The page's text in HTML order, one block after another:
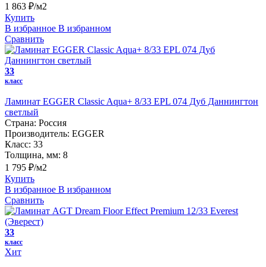
1 863 ₽/м2
Купить
В избранное В избранном
Сравнить
33
класс
Ламинат EGGER Classic Aqua+ 8/33 EPL 074 Дуб Даннингтон
светлый
Страна: Россия
Производитель: EGGER
Класс: 33
Толщина, мм: 8
1 795 ₽/м2
Купить
В избранное В избранном
Сравнить
33
класс
Хит